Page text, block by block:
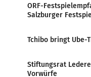
ORF-
Salzburger
Tchibo bringt Ube-
Stiftungsrat
Vorwürfe